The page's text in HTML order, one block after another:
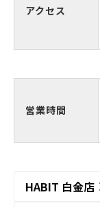
アクセス
営業時間
HABIT 白金店